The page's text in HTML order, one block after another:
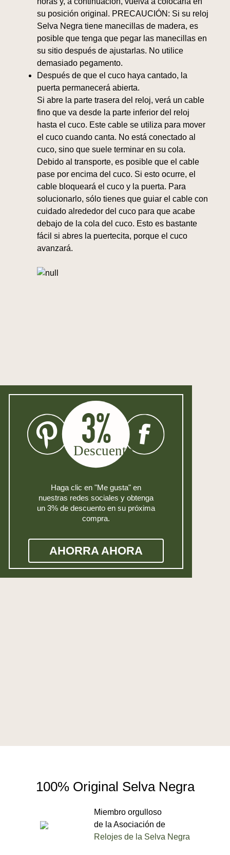
su posición original. PRECAUCIÓN: Si su reloj
Selva Negra tiene manecillas de madera, es
posible que tenga que pegar las manecillas en
su sitio después de ajustarlas. No utilice
demasiado pegamento.
Después de que el cuco haya cantado, la
puerta permanecerá abierta.
Si abre la parte trasera del reloj, verá un cable
fino que va desde la parte inferior del reloj
hasta el cuco. Este cable se utiliza para mover
el cuco cuando canta. No está conectado al
cuco, sino que suele terminar en su cola.
Debido al transporte, es posible que el cable
pase por encima del cuco. Si esto ocurre, el
cable bloqueará el cuco y la puerta. Para
solucionarlo, sólo tienes que guiar el cable con
cuidado alrededor del cuco para que acabe
debajo de la cola del cuco. Esto es bastante
fácil si abres la puertecita, porque el cuco
avanzará.
Haga clic en "Me gusta" en
nuestras redes sociales y obtenga
un 3% de descuento en su próxima
compra.
AHORRA AHORA
100% Original Selva Negra
Miembro orgulloso
de la Asociación de
Relojes de la Selva Negra